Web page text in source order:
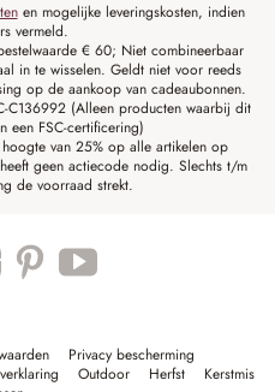
en mogelijke leveringskosten, indien
vermeld.
€ 60; Niet combineerbaar
in te wisselen. Geldt niet voor reeds
op de aankoop van cadeaubonnen.
C136992 (Alleen producten waarbij dit
een FSC-certificering)
van 25% op alle artikelen op
geen actiecode nodig. Slechts t/m
de voorraad strekt.
Privacy bescherming
Outdoor Herfst
Kerstmis